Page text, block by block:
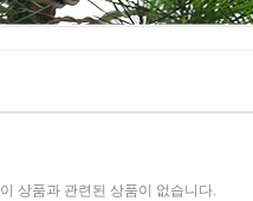
이 상품과 관련된 상품이 없습니다.